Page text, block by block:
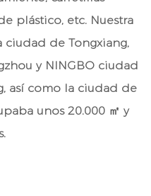
plástico, etc. Nuestra
ciudad de Tongxiang,
y NINGBO ciudad
así como la ciudad de
unos 20.000 ㎡ y